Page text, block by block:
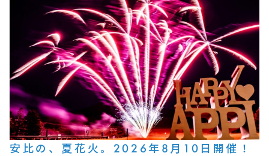
安比の、夏花火。2026年8月10日開催！